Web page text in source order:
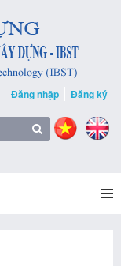
Đăng nhập Đăng ký